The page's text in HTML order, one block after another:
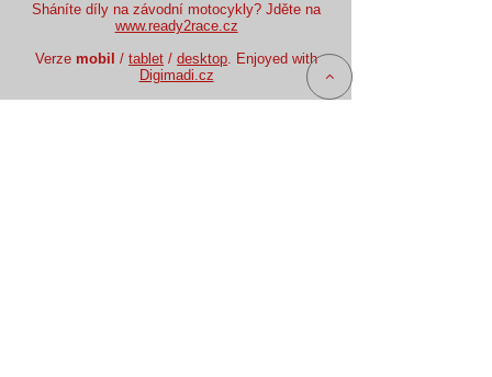
Sháníte díly na závodní motocykly? Jděte na
www.ready2race.cz
Verze mobil /tablet /desktop. Enjoyed with
Digimadi.cz